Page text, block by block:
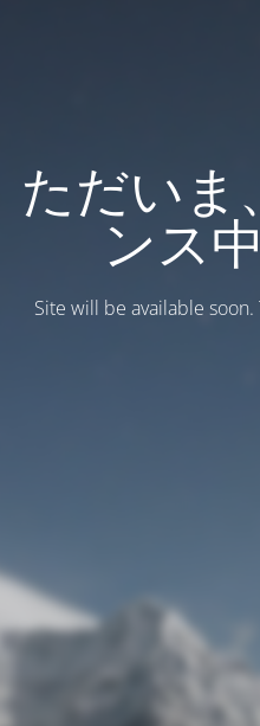
ただいま
ンス
Site will be available